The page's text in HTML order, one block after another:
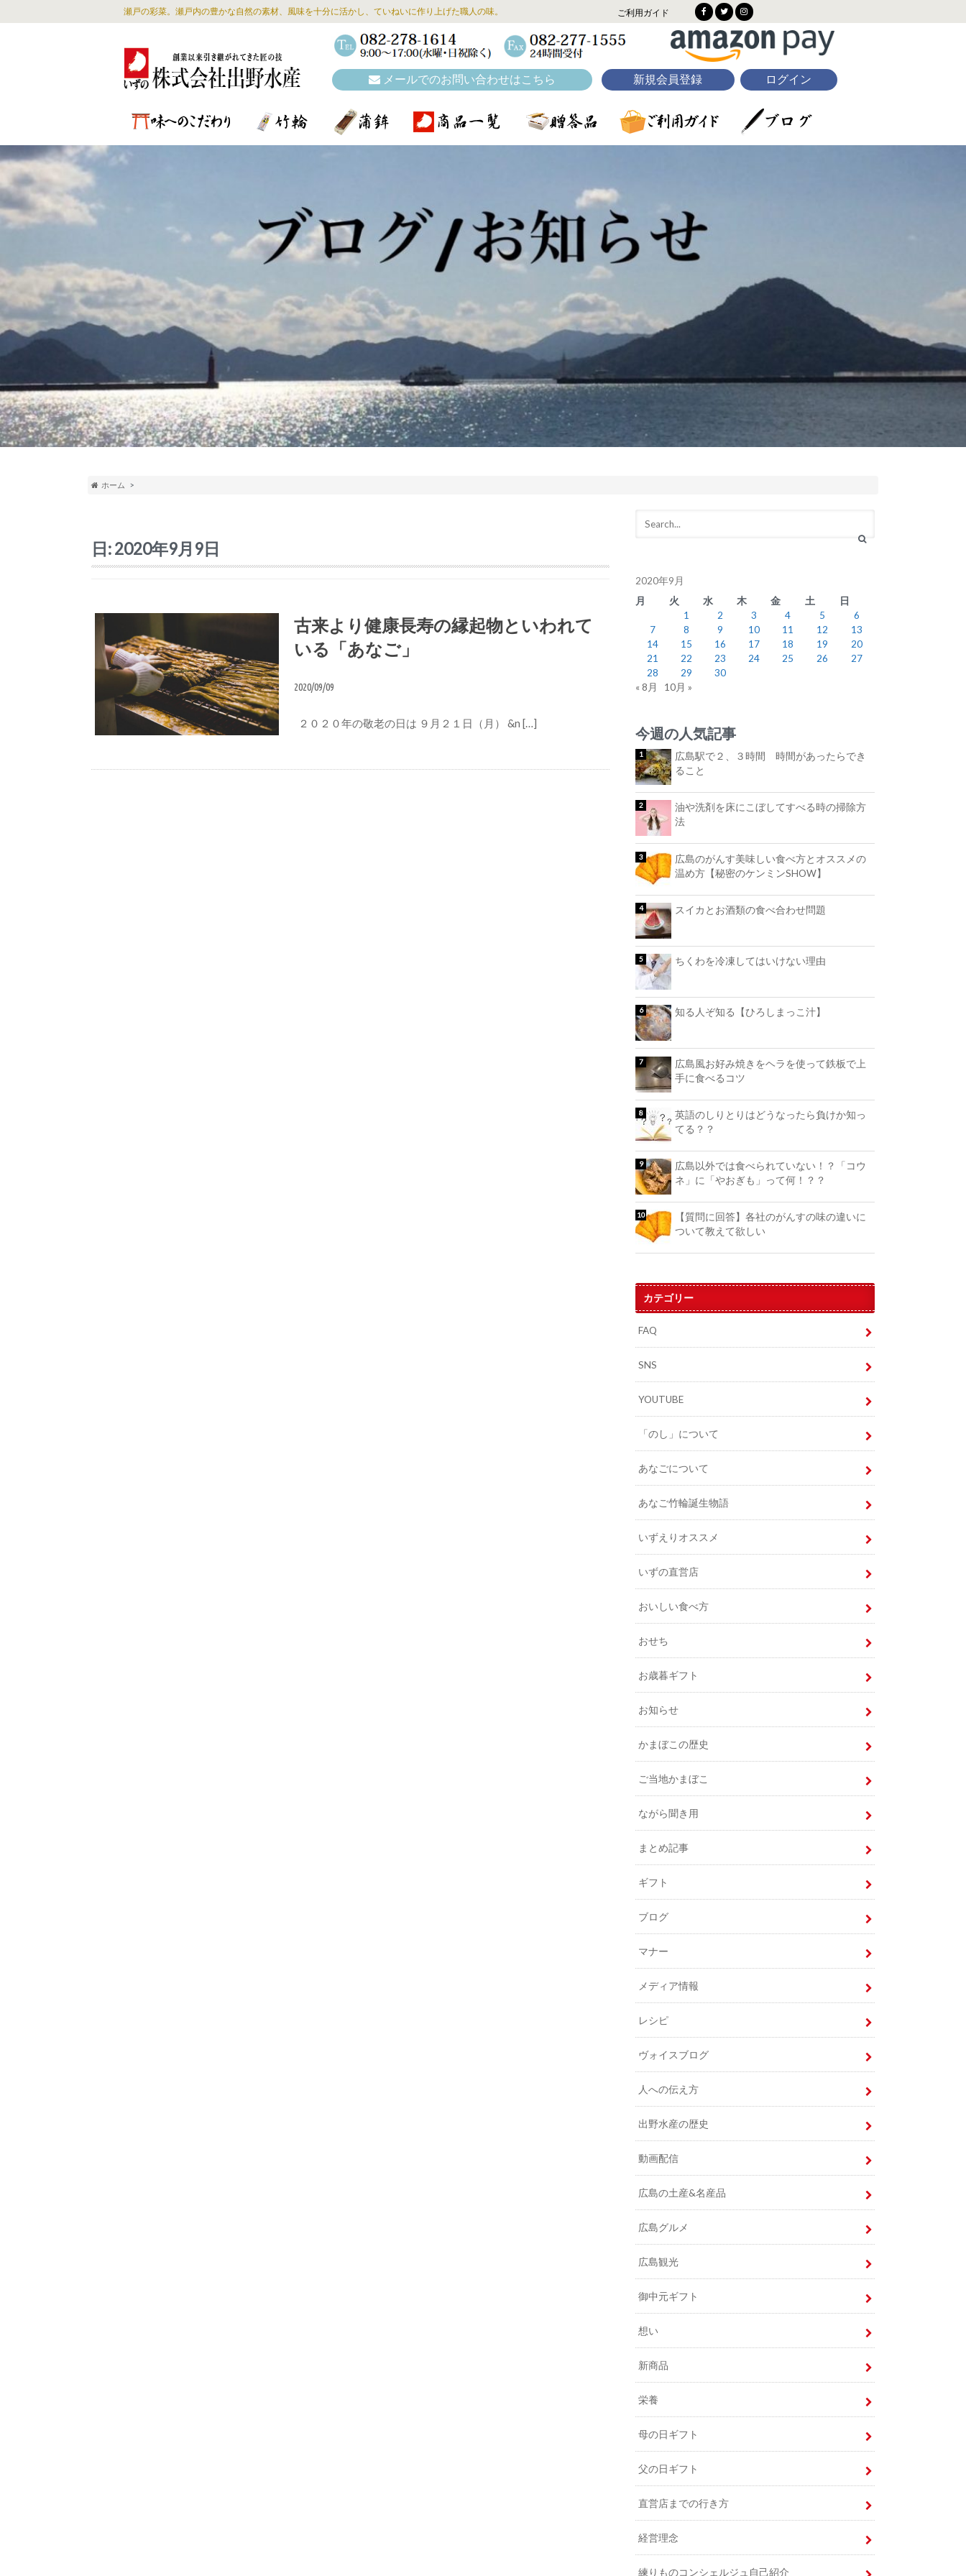
瀬戸の彩菜。瀬戸内の豊かな自然の素材、風味を十分に活かし、ていねいに作り上げた職人の味。 ご利用ガイド
メールでのお問い合わせはこちら 新規会員登録 ログイン
ホーム
日:2020年9月9日
古来より健康長寿の縁起物といわれて
いる「あなご」
2020/09/09
２０２０年の敬老の日は ９月２１日（月） &n […]
2020年9月
月
火 水 木 金 土
日
1
2 3 4 5
6
7
8 9 10 11 12
13
14
15 16 17 18 19
20
21
22 23 24 25 26
27
28
29
30
« 8月
10月 »
今週の人気記事
広島駅で２、３時間 時間があったらでき
ること
油や洗剤を床にこぼしてすべる時の掃除方
法
広島のがんす美味しい食べ方とオススメの
温め方【秘密のケンミンSHOW】
スイカとお酒類の食べ合わせ問題
ちくわを冷凍してはいけない理由
知る人ぞ知る【ひろしまっこ汁】
広島風お好み焼きをヘラを使って鉄板で上
手に食べるコツ
英語のしりとりはどうなったら負けか知っ
てる？？
広島以外では食べられていない！？「コウ
ネ」に「やおぎも」って何！？？
【質問に回答】各社のがんすの味の違いに
ついて教えて欲しい
カテゴリー
FAQ
SNS
YOUTUBE
「のし」について
あなごについて
あなご竹輪誕生物語
いずえりオススメ
いずの直営店
おいしい食べ方
おせち
お歳暮ギフト
お知らせ
かまぼこの歴史
ご当地かまぼこ
ながら聞き用
まとめ記事
ギフト
ブログ
マナー
メディア情報
レシピ
ヴォイスブログ
人への伝え方
出野水産の歴史
動画配信
広島の土産&名産品
広島グルメ
広島観光
御中元ギフト
想い
新商品
栄養
母の日ギフト
父の日ギフト
直営店までの行き方
経営理念
練りものコンシェルジュ自己紹介